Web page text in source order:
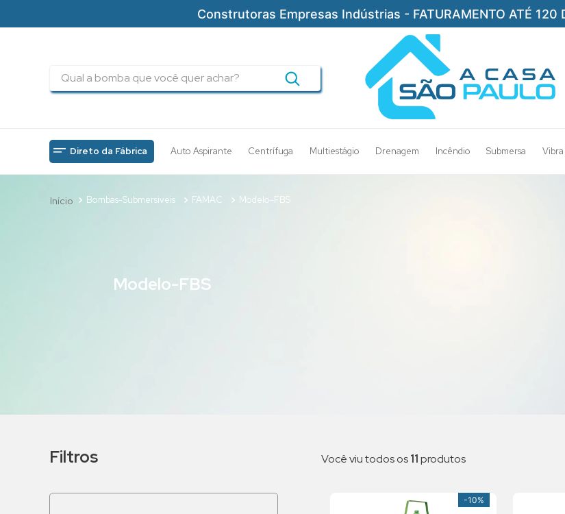
Construtoras Empresas Indústrias - FATURAMENTO ATÉ
Direto da Fábrica Auto Aspirante Centrífuga Multiestágio Drenagem Incêndio Submersa
Bombas-Submersiveis FAMAC Modelo-FBS
Modelo-FBS
Filtros Você viu todos os11produtos
-10%
drenagem
3º submersa